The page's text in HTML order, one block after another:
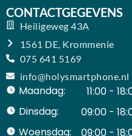
CONTACTGEGEVENS
Heiligeweg 43A
1561 DE, Krommenie
075 641 5169
info@holysmartphone.nl
Maandag:
11:00 -
Dinsdag:
09:00 -
Woensdag:
09:00 -